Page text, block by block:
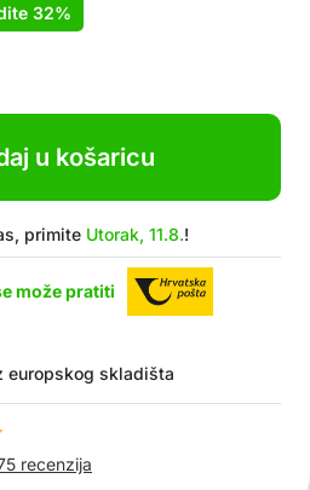
32%
u košaricu
primite Utorak, 11.8.!
može pratiti
europskog skladišta
recenzija